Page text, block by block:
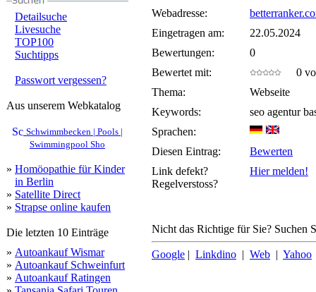
Detailsuche
Livesuche
TOP100
Suchtipps
Passwort vergessen?
Aus unserem Webkatalog
Schwimmbecken | Pools |
Swimmingpool Sho
» Homöopathie für Kinder
in Berlin
» Satellite Direct
» Strapse online kaufen
Die letzten 10 Einträge
» Autoankauf Wismar
» Autoankauf Schweinfurt
» Autoankauf Ratingen
Webadresse:
Eingetragen am:
22.05.2024
Bewertungen:
0
Bewertet mit:
0
Thema:
Webseite
Keywords:
seo agentur
Sprachen:
Diesen Eintrag:
Bewerten
Link defekt?
Regelverstoss?
Hier melden!
Nicht das Richtige für Sie? Suchen
Google | Linkdino | Web | Yahoo